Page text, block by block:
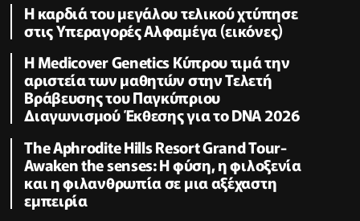
Η καρδιά του μεγάλου τελικού χτύπησε
στις Υπεραγορές Αλφαμέγα (εικόνες)
Η Medicover Genetics Κύπρου τιμά την
αριστεία των μαθητών στην Τελετή
Βράβευσης του Παγκύπριου
Διαγωνισμού Έκθεσης για το DNA 2026
The Aphrodite Hills Resort Grand Tour-
Awaken the senses: H φύση, η φιλοξενία
και η φιλανθρωπία σε μια αξέχαστη
εμπειρία